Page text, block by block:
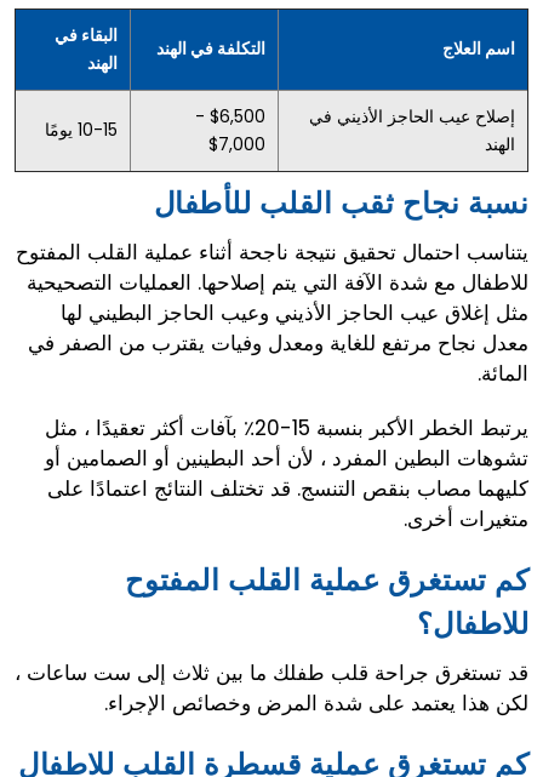
اسم العلاج التكلفة في الهند
البقاء في
الهند
إصلاح عيب الحاجز الأذيني في
الهند
$6,500 -
$7,000
10-15 يومًا
نسبة نجاح ثقب القلب للأطفال
يتناسب احتمال تحقيق نتيجة ناجحة أثناء عملية القلب المفتوح
للاطفال مع شدة الآفة التي يتم إصلاحها. العمليات التصحيحية
مثل إغلاق عيب الحاجز الأذيني وعيب الحاجز البطيني لها
معدل نجاح مرتفع للغاية ومعدل وفيات يقترب من الصفر في
المائة.
يرتبط الخطر الأكبر بنسبة 15-20٪ بآفات أكثر تعقيدًا ، مثل
تشوهات البطين المفرد ، لأن أحد البطينين أو الصمامين أو
كليهما مصاب بنقص التنسج. قد تختلف النتائج اعتمادًا على
متغيرات أخرى.
كم تستغرق عملية القلب المفتوح
للاطفال؟
قد تستغرق جراحة قلب طفلك ما بين ثلاث إلى ست ساعات ،
لكن هذا يعتمد على شدة المرض وخصائص الإجراء.
كم تستغرق عملية قسطرة القلب للاطفال